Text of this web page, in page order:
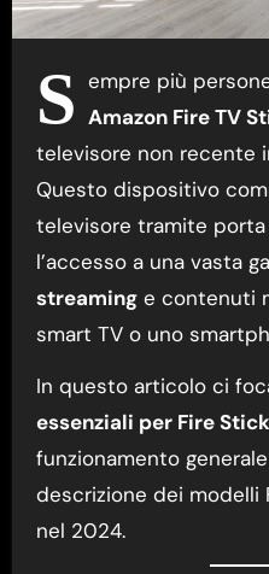
S empre più
Amazon Fire TV
televisore non recente
Questo dispositivo
televisore tramite porta
l’accesso a una vasta
streaminge contenuti
smart TV o uno
In questo articolo ci
essenziali per Fire Stick
funzionamento
descrizione dei modelli
nel 2024.